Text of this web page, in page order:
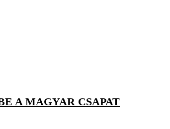
A MAGYAR CSAPAT